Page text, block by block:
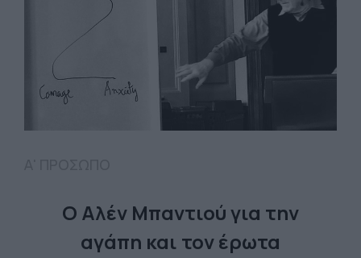
Ο Αλέν Μπαντιού για την
αγάπη και τον έρωτα